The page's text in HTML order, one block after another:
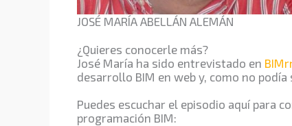
JOSÉ MARÍA ABELLÁN ALEMÁN
¿Quieres conocerle más?
José María ha sido entrevistado en
desarrollo BIM en web y, como no podía
Puedes escuchar el episodio aquí para
programación BIM: